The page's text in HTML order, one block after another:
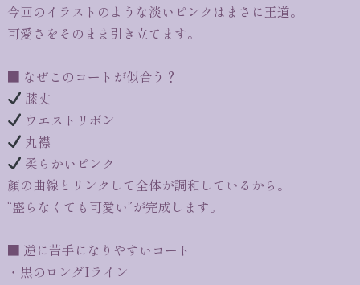
今回のイラストのような淡いピンクはまさに王道。
可愛さをそのまま引き立てます。
■ なぜこのコートが似合う？
膝丈
ウエストリボン
丸襟
柔らかいピンク
顔の曲線とリンクして全体が調和しているから。
“盛らなくても可愛い”が完成します。
■ 逆に苦手になりやすいコート
・黒のロングIライン